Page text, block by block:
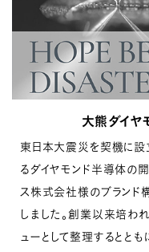
大熊ダイヤ
東日本大震災を契機に設
るダイヤモンド半導体の
ス株式会社様のブランド
しました。創業以来培われ
ューとして整理するとと